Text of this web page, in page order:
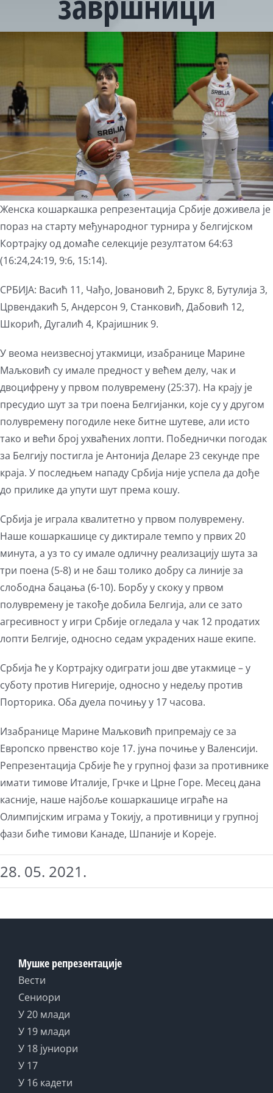
Женска кошаркашка репрезентација Србије доживела је
пораз на старту међународног турнира у белгијском
Кортрајку од домаће селекције резултатом 64:63
(16:24,24:19, 9:6, 15:14).
СРБИЈА: Васић 11, Чађо, Јовановић 2, Брукс 8, Бутулија 3,
Црвендакић 5, Андерсон 9, Станковић, Дабовић 12,
Шкорић, Дугалић 4, Крајишник 9.
У веома неизвесној утакмици, изабранице Марине
Маљковић су имале предност у већем делу, чак и
двоцифрену у првом полувремену (25:37). На крају је
пресудио шут за три поена Белгијанки, које су у другом
полувремену погодиле неке битне шутеве, али исто
тако и већи број ухваћених лопти. Победнички погодак
за Белгију постигла је Антонија Деларе 23 секунде пре
краја. У последњем нападу Србија није успела да дође
до прилике да упути шут према кошу.
Србија је играла квалитетно у првом полувремену.
Наше кошаркашице су диктирале темпо у првих 20
минута, а уз то су имале одличну реализацију шута за
три поена (5-8) и не баш толико добру са линије за
слободна бацања (6-10). Борбу у скоку у првом
полувремену је такође добила Белгија, али се зато
агресивност у игри Србије огледала у чак 12 продатих
лопти Белгије, односно седам украдених наше екипе.
Србија ће у Кортрајку одиграти још две утакмице – у
суботу против Нигерије, односно у недељу против
Порторика. Оба дуела почињу у 17 часова.
Изабранице Марине Маљковић припремају се за
Европско првенство које 17. јуна почиње у Валенсији.
Репрезентација Србије ће у групној фази за противнике
имати тимове Италије, Грчке и Црне Горе. Месец дана
касније, наше најбоље кошаркашице играће на
Олимпијским играма у Токију, а противници у групној
фази биће тимови Канаде, Шпаније и Кореје.
28. 05. 2021.
Мушке репрезентације
Вести
Сениори
У 20 млади
У 19 млади
У 18 јуниори
У 17
У 16 кадети